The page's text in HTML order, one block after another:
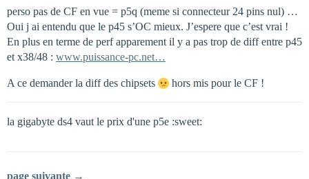
perso pas de CF en vue = p5q (meme si connecteur 24 pins nul) …
Oui j ai entendu que le p45 s’OC mieux. J’espere que c’est vrai !
En plus en terme de perf apparement il y a pas trop de diff entre p45
et x38/48 : www.puissance-pc.net…
A ce demander la diff des chipsets hors mis pour le CF !
la gigabyte ds4 vaut le prix d'une p5e :sweet:
page suivante →